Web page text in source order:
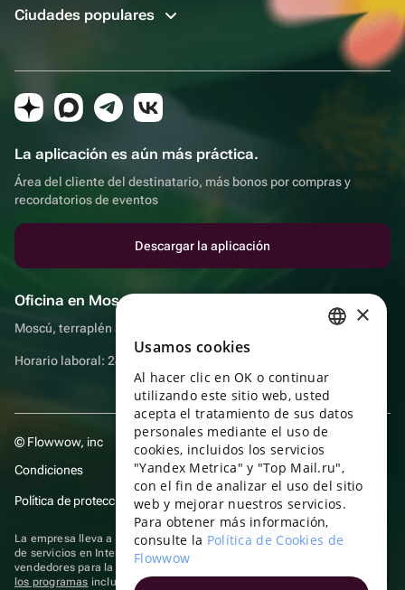
Ciudades populares
La aplicación es aún más práctica.
Área del cliente del destinatario, más bonos por compras y
recordatorios de eventos
Descargar la aplicación
Oficina en Moscú
Moscú, terraplén Sadovnicheskaya, 9, sala 2/3
Horario laboral: 24 horas
© Flowwow, inc
Condiciones
Política de protección y privacidad de datos
La empresa lleva a cabo su actividad en el ámbito de las TI: prestación
de servicios en Internet para la publicación de ofertas (anuncios) de
vendedores para la venta de artículos. Acceder a la
los programas incluidos en el registro de programas rusos para
ENGLISH
UKRAINIAN
PORTUGUESE
SPANISH
HUNGARIAN
ITALIAN
×
Usamos cookies
Al hacer clic en OK o continuar
utilizando este sitio web, usted
acepta el tratamiento de sus datos
personales mediante el uso de
cookies, incluidos los servicios
"Yandex Metrica" y "Top Mail.ru",
con el fin de analizar el uso del sitio
web y mejorar nuestros servicios.
Para obtener más información,
consulte la Política de Cookies de
Flowwow